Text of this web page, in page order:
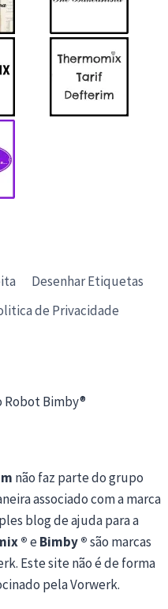
Desenhar Etiquetas
de Privacidade
Robot Bimby®
não faz parte do grupo
associado com a marca
blog de ajuda para a
®eBimby ®são marcas
Este site não é de forma
pela Vorwerk.